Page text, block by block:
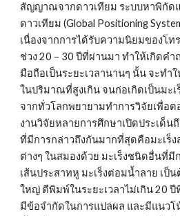
สัญญาณจากดาวเทียม ระบบหาพิกัด
ดาวเทียม (Global Positioning
เนื่องจากการได้รับความนิยมของโ
ช่วง 20 – 30 ปีที่ผ่านมา ทำให้เกิดค
มือถือเป็นระยะเวลานานๆ นั้น จะทำ
ในปริมาณที่สูงเกิน จนก่อเกิดเป็นมะ
จากทั่วโลกพยายามทำการวิจัยเพื่อ
งานวิจัยหลายการศึกษาเปิดประเด็น
ที่มีการกล่าวถึงกันมากที่สุดคือมะเร็ง
ต่างๆ ในสมองด้วย มะเร็งชนิดอื่นที่มี
เส้นประสาทหู มะเร็งต่อมน้ำลาย เป็
ใหญ่ ตีพิมพ์ในระยะเวลาไม่เกิน 20
มีข้อจำกัดในการแปลผล และมีแนวโ